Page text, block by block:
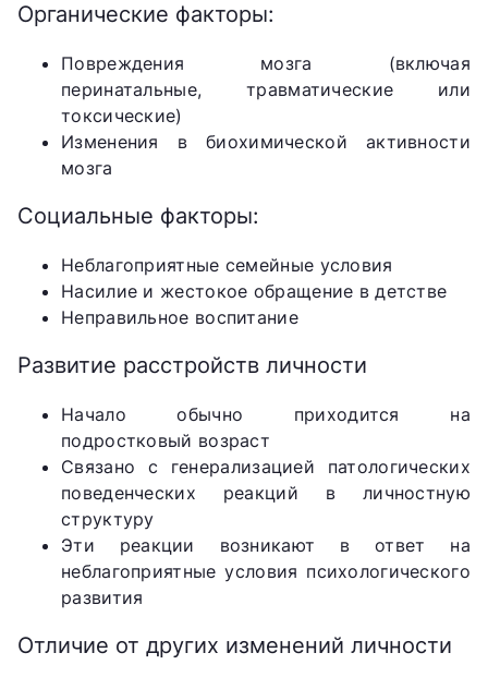
Органические факторы:
Повреждения мозга (включая
перинатальные, травматические или
токсические)
Изменения в биохимической активности
мозга
Социальные факторы:
Неблагоприятные семейные условия
Насилие и жестокое обращение в детстве
Неправильное воспитание
Развитие расстройств личности
Начало обычно приходится на
подростковый возраст
Связано с генерализацией патологических
поведенческих реакций в личностную
структуру
Эти реакции возникают в ответ на
неблагоприятные условия психологического
развития
Отличие от других изменений личности